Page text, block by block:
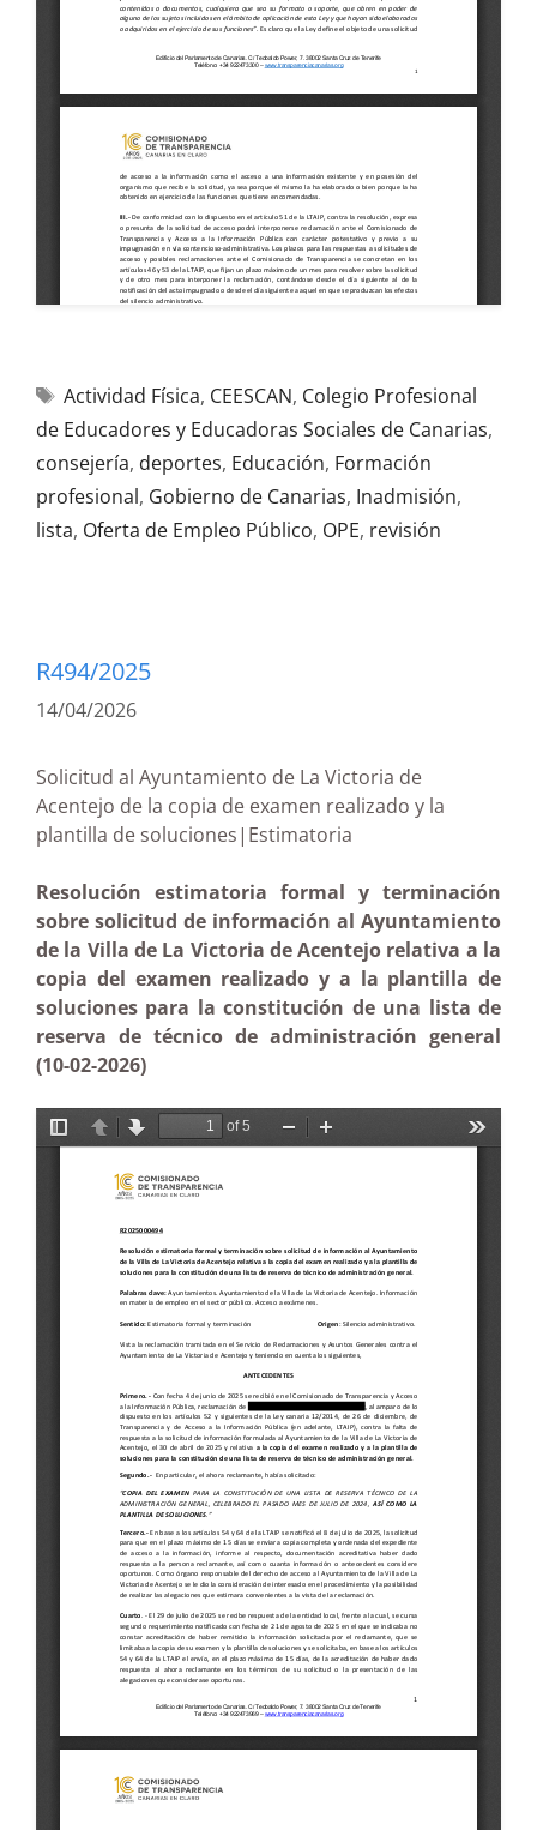
Actividad Física, CEESCAN, Colegio Profesional
de Educadores y Educadoras Sociales de Canarias,
consejería, deportes, Educación, Formación
profesional, Gobierno de Canarias, Inadmisión,
lista, Oferta de Empleo Público, OPE, revisión
R494/2025
14/04/2026
Solicitud al Ayuntamiento de La Victoria de
Acentejo de la copia de examen realizado y la
plantilla de soluciones|Estimatoria
Resolución estimatoria formal y terminación
sobre solicitud de información al Ayuntamiento
de la Villa de La Victoria de Acentejo relativa a la
copia del examen realizado y a la plantilla de
soluciones para la constitución de una lista de
reserva de técnico de administración general
(10-02-2026)